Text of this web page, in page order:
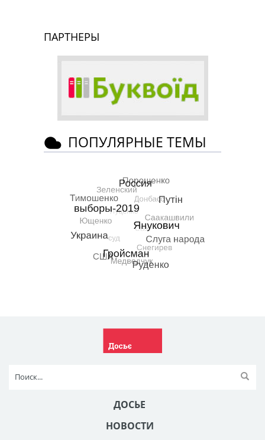
ПАРТНЕРЫ
ПОПУЛЯРНЫЕ ТЕМЫ
ДОСЬЕ
НОВОСТИ